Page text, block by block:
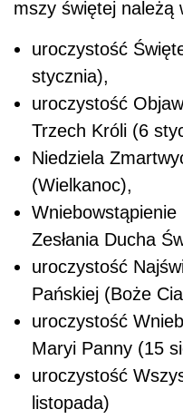
mszy świętej należą
uroczystość
stycznia),
uroczystość
Trzech Króli (6
Niedziela
(Wielkanoc),
Zesłania Ducha
uroczystość
Pańskiej (Boże
uroczystość
Maryi Panny (15
uroczystość
listopada)